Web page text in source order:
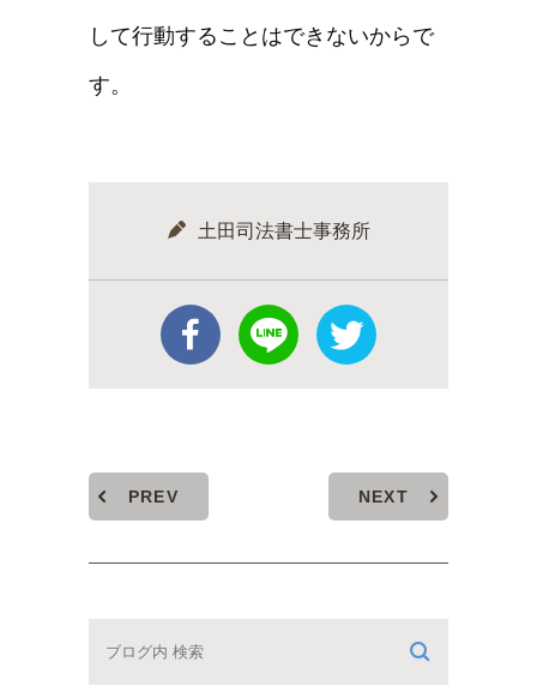
して行動することはできないからで
す。
土田司法書士事務所
PREV NEXT